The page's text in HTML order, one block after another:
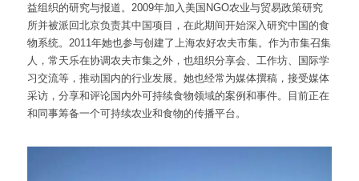
益组织的研究与报道。2009年加入美国NGO农业与贸易政策研究
所并被派回北京负责其中国项目，在此期间开始深入研究中国的食
物系统。2011年她也参与创建了上海农好农夫市集。作为市集召集
人，常天乐在协调农夫市集之外，也组织分享会、工作坊、国际学
习交流等，推动国内的行业发展。她也经常为媒体撰稿，接受媒体
采访，分享和评论国内外可持续食物领域的案例和事件。目前正在
和同事筹备一个可持续农业和食物的传播平台。